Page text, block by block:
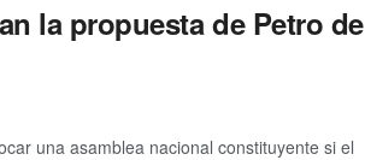
la propuesta de Petro de
una asamblea nacional constituyente si el